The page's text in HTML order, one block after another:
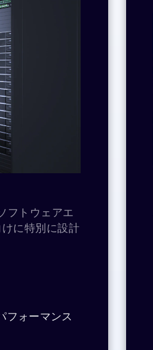
フトウェアエ
に特別に設計
フォーマンス